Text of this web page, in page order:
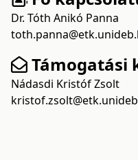
Dr. Tóth Anikó Panna
Támogatási
Nádasdi Kristóf Zsolt